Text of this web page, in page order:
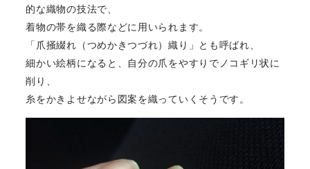
的な織物の技法で、
着物の帯を織る際などに用いられます。
「爪掻綴れ（つめかきつづれ）織り」とも呼ばれ、
細かい絵柄になると、自分の爪をやすりでノコギリ状に
削り、
糸をかきよせながら図案を織っていくそうです。